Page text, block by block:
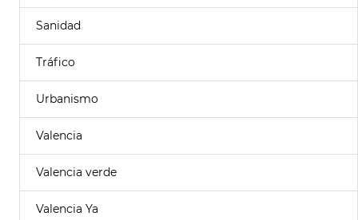
Sanidad
Tráfico
Urbanismo
Valencia
Valencia verde
Valencia Ya